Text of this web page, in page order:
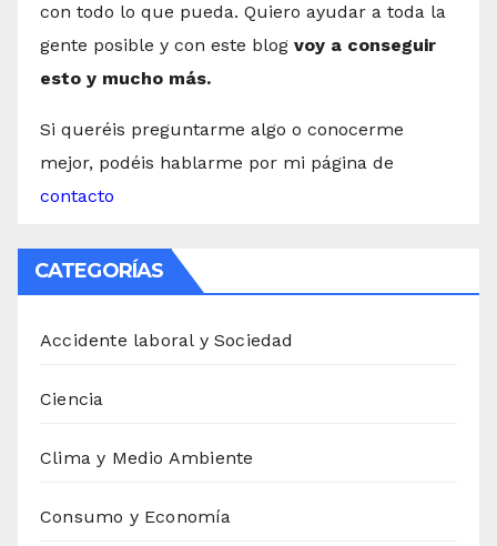
con todo lo que pueda. Quiero ayudar a toda la
gente posible y con este blog voy a conseguir
esto y mucho más.
Si queréis preguntarme algo o conocerme
mejor, podéis hablarme por mi página de
contacto
CATEGORÍAS
Accidente laboral y Sociedad
Ciencia
Clima y Medio Ambiente
Consumo y Economía